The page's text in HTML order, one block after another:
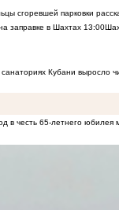
сгоревшей парковки
заправке в Шахтах 13:00
Кубани выросло
в честь 65-летнего юбилея